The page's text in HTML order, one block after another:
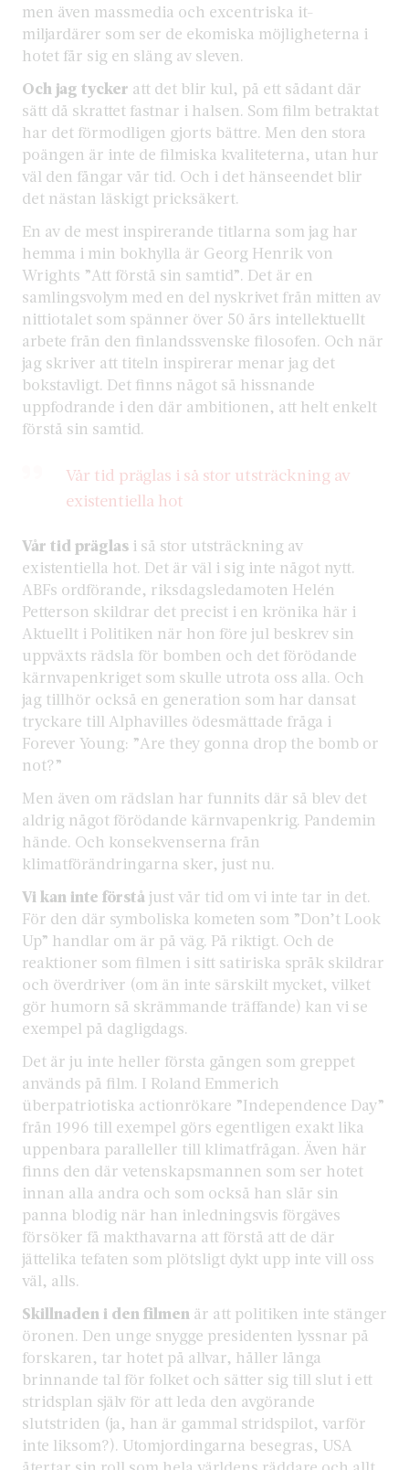
men även massmedia och excentriska it-
miljardärer som ser de ekomiska möjligheterna i
hotet får sig en släng av sleven.
Och jag tycker att det blir kul, på ett sådant där
sätt då skrattet fastnar i halsen. Som film betraktat
har det förmodligen gjorts bättre. Men den stora
poängen är inte de filmiska kvaliteterna, utan hur
väl den fångar vår tid. Och i det hänseendet blir
det nästan läskigt pricksäkert.
En av de mest inspirerande titlarna som jag har
hemma i min bokhylla är Georg Henrik von
Wrights ”Att förstå sin samtid”. Det är en
samlingsvolym med en del nyskrivet från mitten av
nittiotalet som spänner över 50 års intellektuellt
arbete från den finlandssvenske filosofen. Och när
jag skriver att titeln inspirerar menar jag det
bokstavligt. Det finns något så hissnande
uppfodrande i den där ambitionen, att helt enkelt
förstå sin samtid.
Vår tid präglas i så stor utsträckning av
existentiella hot
Vår tid präglas i så stor utsträckning av
existentiella hot. Det är väl i sig inte något nytt.
ABFs ordförande, riksdagsledamoten Helén
Petterson skildrar det precist i en krönika här i
Aktuellt i Politiken när hon före jul beskrev sin
uppväxts rädsla för bomben och det förödande
kärnvapenkriget som skulle utrota oss alla. Och
jag tillhör också en generation som har dansat
tryckare till Alphavilles ödesmättade fråga i
Forever Young: ”Are they gonna drop the bomb or
not?”
Men även om rädslan har funnits där så blev det
aldrig något förödande kärnvapenkrig. Pandemin
hände. Och konsekvenserna från
klimatförändringarna sker, just nu.
Vi kan inte förstå just vår tid om vi inte tar in det.
För den där symboliska kometen som ”Don’t Look
Up” handlar om är på väg. På riktigt. Och de
reaktioner som filmen i sitt satiriska språk skildrar
och överdriver (om än inte särskilt mycket, vilket
gör humorn så skrämmande träffande) kan vi se
exempel på dagligdags.
Det är ju inte heller första gången som greppet
används på film. I Roland Emmerich
überpatriotiska actionrökare ”Independence Day”
från 1996 till exempel görs egentligen exakt lika
uppenbara paralleller till klimatfrågan. Även här
finns den där vetenskapsmannen som ser hotet
innan alla andra och som också han slår sin
panna blodig när han inledningsvis förgäves
försöker få makthavarna att förstå att de där
jättelika tefaten som plötsligt dykt upp inte vill oss
väl, alls.
Skillnaden i den filmen är att politiken inte stänger
öronen. Den unge snygge presidenten lyssnar på
forskaren, tar hotet på allvar, håller långa
brinnande tal för folket och sätter sig till slut i ett
stridsplan själv för att leda den avgörande
slutstriden (ja, han är gammal stridspilot, varför
inte liksom?). Utomjordingarna besegras, USA